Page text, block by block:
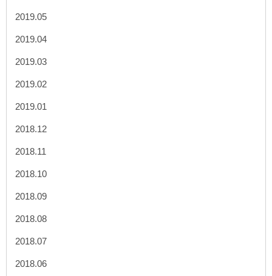
2019.05
2019.04
2019.03
2019.02
2019.01
2018.12
2018.11
2018.10
2018.09
2018.08
2018.07
2018.06